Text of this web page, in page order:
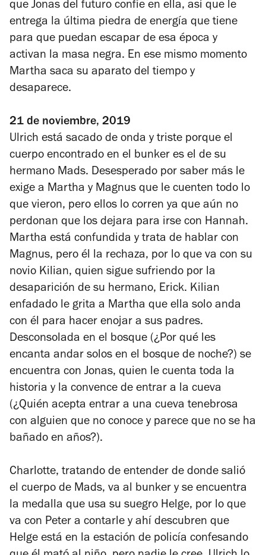
que Jonas del futuro confíe en ella, así que le
entrega la última piedra de energía que tiene
para que puedan escapar de esa época y
activan la masa negra. En ese mismo momento
Martha saca su aparato del tiempo y
desaparece.
21 de noviembre, 2019
Ulrich está sacado de onda y triste porque el
cuerpo encontrado en el bunker es el de su
hermano Mads. Desesperado por saber más le
exige a Martha y Magnus que le cuenten todo lo
que vieron, pero ellos lo corren ya que aún no
perdonan que los dejara para irse con Hannah.
Martha está confundida y trata de hablar con
Magnus, pero él la rechaza, por lo que va con su
novio Kilian, quien sigue sufriendo por la
desaparición de su hermano, Erick. Kilian
enfadado le grita a Martha que ella solo anda
con él para hacer enojar a sus padres.
Desconsolada en el bosque (¿Por qué les
encanta andar solos en el bosque de noche?) se
encuentra con Jonas, quien le cuenta toda la
historia y la convence de entrar a la cueva
(¿Quién acepta entrar a una cueva tenebrosa
con alguien que no conoce y parece que no se ha
bañado en años?).
Charlotte, tratando de entender de donde salió
el cuerpo de Mads, va al bunker y se encuentra
la medalla que usa su suegro Helge, por lo que
va con Peter a contarle y ahí descubren que
Helge está en la estación de policía confesando